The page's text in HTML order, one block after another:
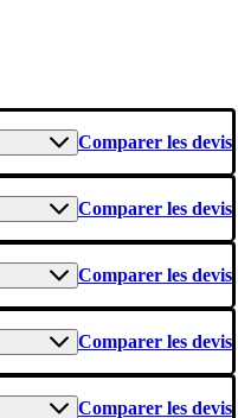
Comparer les devis
Comparer les devis
Comparer les devis
Comparer les devis
Comparer les devis